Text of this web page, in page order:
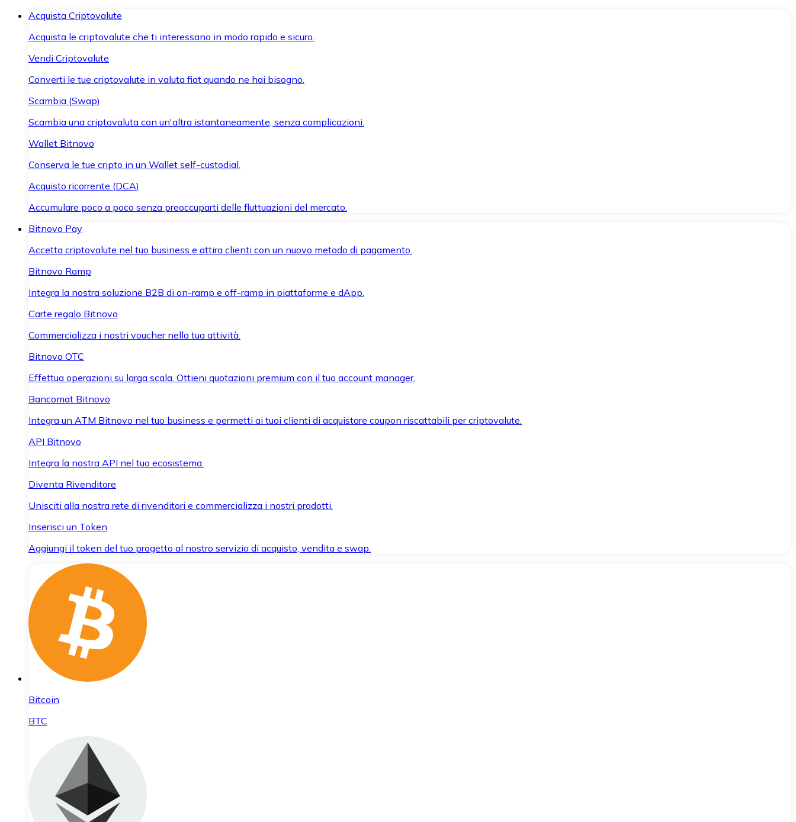
Acquista Criptovalute
Acquista le criptovalute che ti interessano in modo rapido e sicuro.
Vendi Criptovalute
Converti le tue criptovalute in valuta fiat quando ne hai bisogno.
Scambia (Swap)
Scambia una criptovaluta con un'altra istantaneamente, senza complicazioni.
Wallet Bitnovo
Conserva le tue cripto in un Wallet self-custodial.
Acquisto ricorrente (DCA)
Accumulare poco a poco senza preoccuparti delle fluttuazioni del mercato.
Bitnovo Pay
Accetta criptovalute nel tuo business e attira clienti con un nuovo metodo di pagamento.
Bitnovo Ramp
Integra la nostra soluzione B2B di on-ramp e off-ramp in piattaforme e dApp.
Carte regalo Bitnovo
Commercializza i nostri voucher nella tua attività.
Bitnovo OTC
Effettua operazioni su larga scala. Ottieni quotazioni premium con il tuo account manager.
Bancomat Bitnovo
Integra un ATM Bitnovo nel tuo business e permetti ai tuoi clienti di acquistare coupon riscattabili per criptovalute.
API Bitnovo
Integra la nostra API nel tuo ecosistema.
Diventa Rivenditore
Unisciti alla nostra rete di rivenditori e commercializza i nostri prodotti.
Inserisci un Token
Aggiungi il token del tuo progetto al nostro servizio di acquisto, vendita e swap.
Bitcoin
BTC